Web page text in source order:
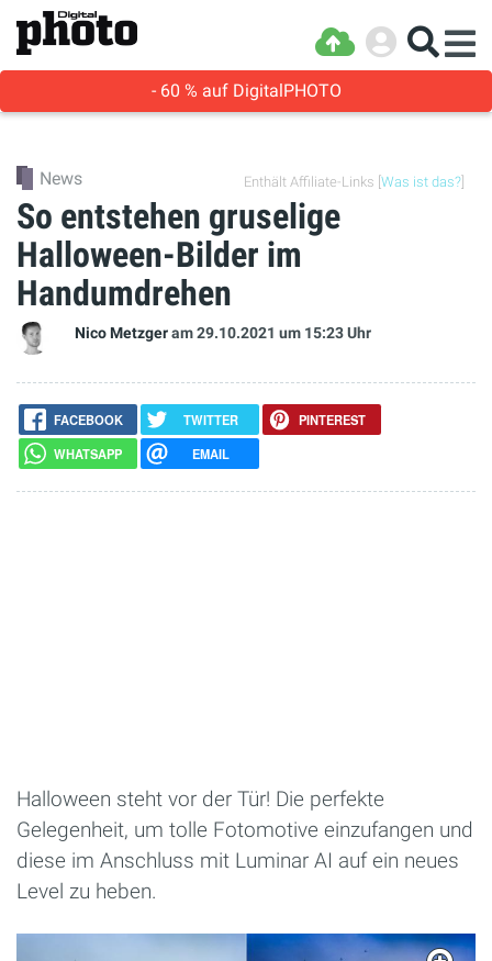
- 60 % auf DigitalPHOTO
Enthält Affiliate-Links [ Was ist das?
News
So entstehen gruselige
Halloween-Bilder im
Handumdrehen
Nico Metzgeram 29.10.2021 um 15:23 Uhr
FACEBOOK TWITTER
PINTEREST
WHATSAPP
EMAIL
Halloween steht vor der Tür! Die perfekte
Gelegenheit, um tolle Fotomotive einzufangen und
diese im Anschluss mit Luminar AI auf ein neues
Level zu heben.